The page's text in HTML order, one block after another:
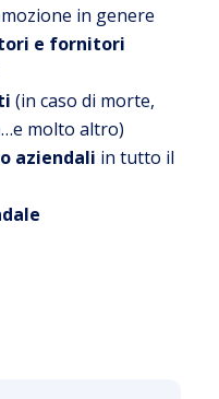
in genere
e fornitori
(in caso di morte,
molto altro)
aziendali in tutto il